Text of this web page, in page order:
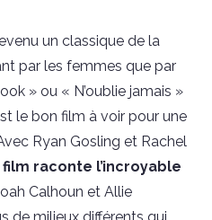
un classique de la
par les femmes que par
» ou « N’oublie jamais »
le bon film à voir pour une
Ryan Gosling et Rachel
film raconte l’incroyable
Calhoun et Allie